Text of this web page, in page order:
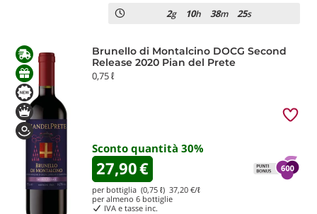
2g 10h 38m 24s
Brunello di Montalcino DOCG Second
Release 2020 Pian del Prete
0,75 ℓ
Sconto quantità 30%
27,90€
per bottiglia (0,75 ℓ) 37,20 €/ℓ
per almeno 6 bottiglie
IVA e tasse inc.